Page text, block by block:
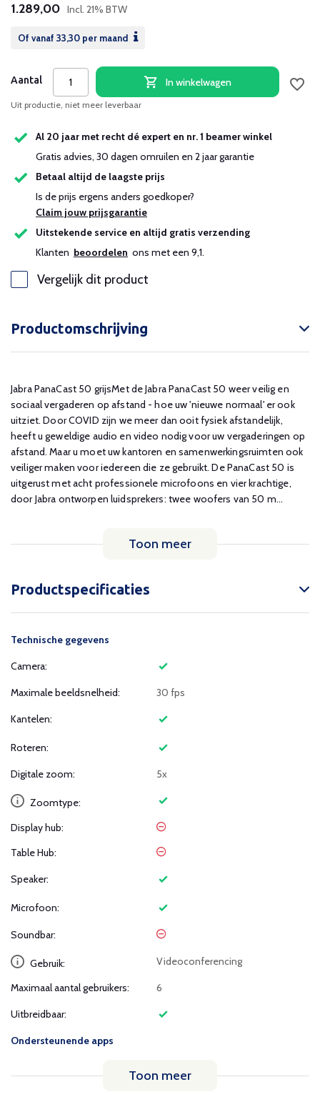
1.289,00 Incl. 21% BTW
Of vanaf 33,30 per maand
Aantal In winkelwagen
Uit productie, niet meer leverbaar
Al 20 jaar met recht dé expert en nr. 1 beamer winkel
Gratis advies, 30 dagen omruilen en 2 jaar garantie
Betaal altijd de laagste prijs
Is de prijs ergens anders goedkoper?
Claim jouw prijsgarantie
Uitstekende service en altijd gratis verzending
Klanten beoordelen ons met een 9,1.
Vergelijk dit product
Productomschrijving
Jabra PanaCast 50 grijsMet de Jabra PanaCast 50 weer veilig en
sociaal vergaderen op afstand - hoe uw 'nieuwe normaal' er ook
uitziet. Door COVID zijn we meer dan ooit fysiek afstandelijk,
heeft u geweldige audio en video nodig voor uw vergaderingen op
afstand. Maar u moet uw kantoren en samenwerkingsruimten ook
veiliger maken voor iedereen die ze gebruikt. De PanaCast 50 is
uitgerust met acht professionele microfoons en vier krachtige,
door Jabra ontworpen luidsprekers: twee woofers van 50 m...
Toon meer
Productspecificaties
Technische gegevens
Camera:
Maximale beeldsnelheid: 30 fps
Kantelen:
Roteren:
Digitale zoom: 5x
Zoomtype:
Display hub:
Table Hub:
Speaker:
Microfoon:
Soundbar:
Gebruik: Videoconferencing
Maximaal aantal gebruikers: 6
Uitbreidbaar:
Ondersteunende apps
Toon meer